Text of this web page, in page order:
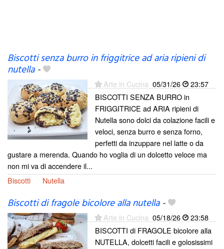
Biscotti senza burro in friggitrice ad aria ripieni di
nutella-
Arte in Cucina 05/31/26
23:57
BISCOTTI SENZA BURRO in
FRIGGITRICE ad ARIA ripieni di
Nutella sono dolci da colazione facili e
veloci, senza burro e senza forno,
perfetti da inzuppare nel latte o da
gustare a merenda. Quando ho voglia di un dolcetto veloce ma
non mi va di accendere il...
Biscotti
Nutella
Biscotti di fragole bicolore alla nutella-
Arte in Cucina 05/18/26
23:58
BISCOTTI di FRAGOLE bicolore alla
NUTELLA, dolcetti facili e golosissimi